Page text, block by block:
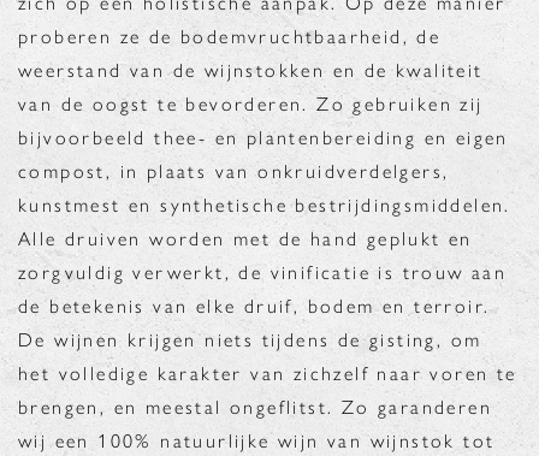
proberen ze de bodemvruchtbaarheid, de
weerstand van de wijnstokken en de kwaliteit
van de oogst te bevorderen. Zo gebruiken zij
bijvoorbeeld thee- en plantenbereiding en eigen
compost, in plaats van onkruidverdelgers,
kunstmest en synthetische bestrijdingsmiddelen.
Alle druiven worden met de hand geplukt en
zorgvuldig verwerkt, de vinificatie is trouw aan
de betekenis van elke druif, bodem en terroir.
De wijnen krijgen niets tijdens de gisting, om
het volledige karakter van zichzelf naar voren te
brengen, en meestal ongeflitst. Zo garanderen
wij een 100% natuurlijke wijn van wijnstok tot